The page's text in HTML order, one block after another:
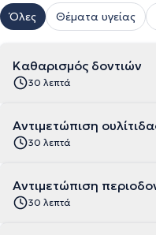
Όλες Θέματα υγείας
Καθαρισμός δοντιών
30 λεπτά
Αντιμετώπιση
30 λεπτά
Αντιμετώπιση
30 λεπτά